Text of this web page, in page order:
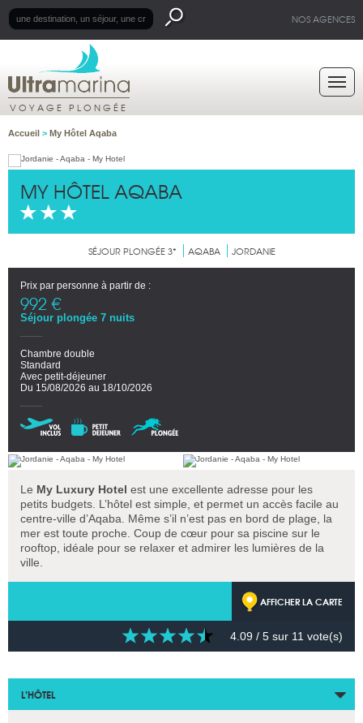
NOS AGENCES
VOYAGE PLONGÉE
Accueil > My Hôtel Aqaba
MY HÔTEL AQABA
SÉJOUR PLONGÉE 3* AQABA JORDANIE
Prix par personne à partir de :
992 €
Séjour plongée 7 nuits
Chambre double
Standard
Avec petit-déjeuner
Du 15/08/2026 au 18/10/2026
Le My Luxury Hotel est une excellente adresse pour les
petits budgets. L’hôtel est simple, et permet un accès facile au
centre-ville d’Aqaba. Même s’il n’est pas en bord de plage, la
mer est toute proche. Coup de cœur pour sa piscine sur le
rooftop, idéale pour se relaxer et admirer les lumières de la
ville.
AFFICHER LA CARTE
4.09 / 5 sur 11 vote(s)
L’HÔTEL